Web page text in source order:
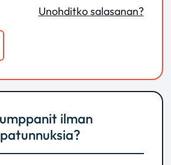
Unohditko salasanan?
ilman